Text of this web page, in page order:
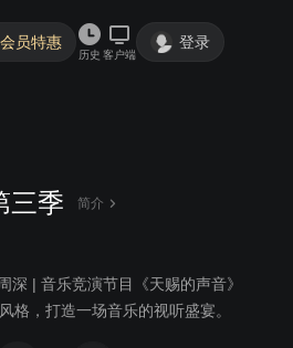
会员特惠
历史 客户端
登录
三季 简介
深 | 音乐竞演节目《天赐的声音》
格，打造一场音乐的视听盛宴。